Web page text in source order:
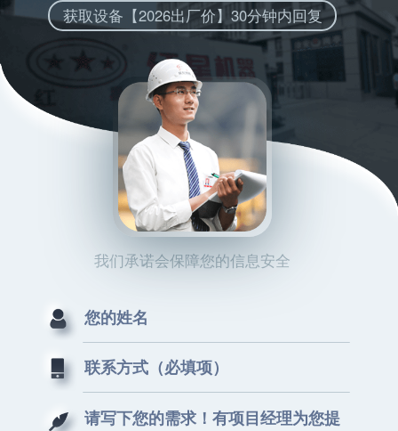
获取设备【2026出厂价】30分钟内回复
我们承诺会保障您的信息安全